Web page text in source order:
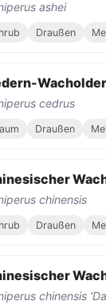
ashei
Draußen
Wacholder
cedrus
Draußen
chinensis
Draußen
chinensis